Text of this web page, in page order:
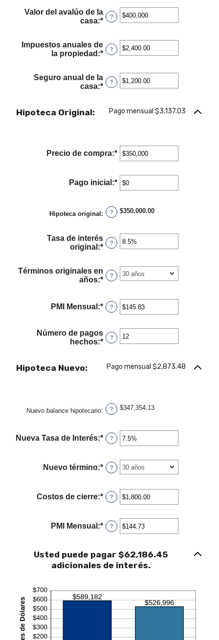
Valor del avalúo de la
casa:* Ingresa
monto
entre
$0
$250,000,000
?
Impuestos anuales de
la propiedad :* Ingresa
monto
entre
$0.00
$100,000.00
?
Seguro anual de la
casa:* Ingresa
entre
?
Hipoteca Original: Pago mensual $3,137.03
Precio de compra:* Ingresa
un
entre
$0
$250,000,000
Pago inicial :* Ingresa
un
entre
$250,000,000
Hipoteca original : ? $350,000.00
Tasa de interés
original :* Ingresa
monto
entre
0%
50%
?
Términos originales en
años:* ?
PMI Mensual :* Ingresa
un
entre
$0.00
?
Número de pagos
hechos:* Ingresa
entre
?
Hipoteca Nuevo: Pago mensual $2,873.48
Nuevo balance hipotecario: ? $347,354.13
Nueva Tasa de Interés:* Ingresa
un
entre
0%
50%
?
Nuevo término:* ?
Costos de cierre:* Ingresa
un
entre
$0.00
$100,000.00
?
PMI Mensual :* Ingresa
un
entre
$0.00
y
?
Usted puede pagar $62,186.45
adicionales de interés.